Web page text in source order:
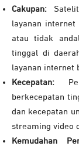
Cakupan:
layanan
atau tidak
tinggal di
layanan internet
Kecepatan:
berkecepatan
dan kecepatan
streaming video
Kemudahan